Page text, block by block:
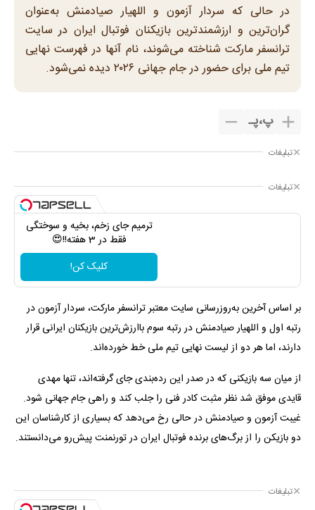
در حالی که سردار آزمون و اللهیار صیادمنش به‌عنوان
گران‌ترین و ارزشمندترین بازیکنان فوتبال ایران در سایت
ترانسفر مارکت شناخته می‌شوند، نام آنها در فهرست نهایی
تیم ملی برای حضور در جام جهانی ۲۰۲۶ دیده نمی‌شود.
پ،پـ
تبلیغات
تبلیغات
ترمیم جای زخم، بخیه و سوختگی
فقط در 3 هفته!!😍
کلیک کن!
بر اساس آخرین به‌روزرسانی سایت معتبر ترانسفر مارکت، سردار آزمون در
رتبه اول و اللهیار صیادمنش در رتبه سوم باارزش‌ترین بازیکنان ایرانی قرار
دارند، اما هر دو از لیست نهایی تیم ملی خط خورده‌اند.
از میان سه بازیکنی که در صدر این رده‌بندی جای گرفته‌اند، تنها مهدی
قایدی موفق شد نظر مثبت کادر فنی را جلب کند و راهی جام جهانی شود.
غیبت آزمون و صیادمنش در حالی رخ می‌دهد که بسیاری از کارشناسان این
دو بازیکن را از برگ‌های برنده فوتبال ایران در تورنمنت پیش‌رو می‌دانستند.
تبلیغات